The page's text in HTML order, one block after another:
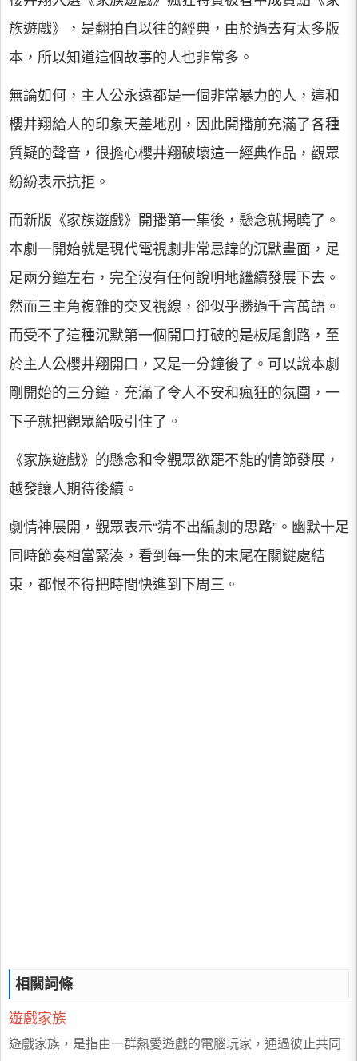
族遊戲》，是翻拍自以往的經典，由於過去有太多版
本，所以知道這個故事的人也非常多。
無論如何，主人公永遠都是一個非常暴力的人，這和
櫻井翔給人的印象天差地別，因此開播前充滿了各種
質疑的聲音，很擔心櫻井翔破壞這一經典作品，觀眾
紛紛表示抗拒。
而新版《家族遊戲》開播第一集後，懸念就揭曉了。
本劇一開始就是現代電視劇非常忌諱的沉默畫面，足
足兩分鐘左右，完全沒有任何說明地繼續發展下去。
然而三主角複雜的交叉視線，卻似乎勝過千言萬語。
而受不了這種沉默第一個開口打破的是板尾創路，至
於主人公櫻井翔開口，又是一分鐘後了。可以說本劇
剛開始的三分鐘，充滿了令人不安和瘋狂的氛圍，一
下子就把觀眾給吸引住了。
《家族遊戲》的懸念和令觀眾欲罷不能的情節發展，
越發讓人期待後續。
劇情神展開，觀眾表示“猜不出編劇的思路”。幽默十足
同時節奏相當緊湊，看到每一集的末尾在關鍵處結
束，都恨不得把時間快進到下周三。
相關詞條
遊戲家族
遊戲家族，是指由一群熱愛遊戲的電腦玩家，通過彼止共同